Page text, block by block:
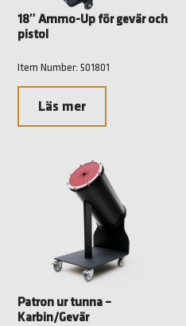
18″ Ammo-Up för gevär och
pistol
Item Number: 501801
Läs mer
Patron ur tunna –
Karbin/Gevär